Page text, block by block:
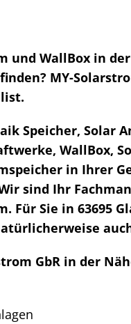
und WallBox in
MY-
Speicher, Solar
WallBox,
in Ihrer
sind Ihr
Für Sie in 63695
GbR in der